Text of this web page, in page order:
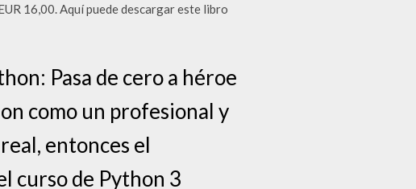
16,00. Aquí puede descargar este libro
Pasa de cero a héroe
como un profesional y
entonces el
curso de Python 3